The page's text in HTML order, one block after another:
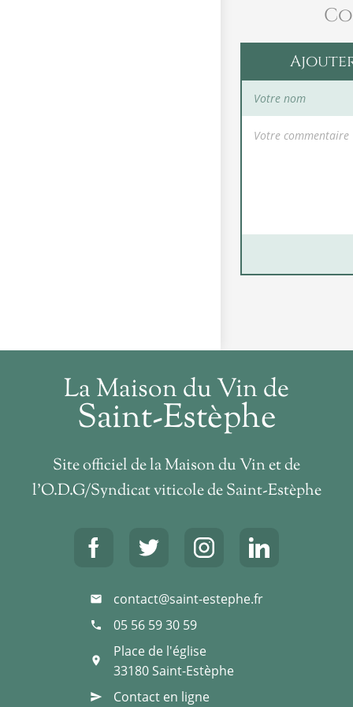
mail contact@saint-estephe.fr
phone 05 56 59 30 59
place
Place de l'église
33180 Saint-Estèphe
send Contact en ligne
La Maison du Vin de
Saint-Estèphe
Site officiel de la Maison du Vin et de
l’O.D.G/Syndicat viticole de Saint-Estèphe